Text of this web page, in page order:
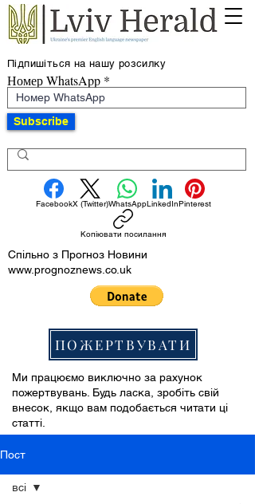
Підпишіться на нашу розсилку
Номер WhatsApp
Subscribe
FacebookX (Twitter)WhatsAppLinkedInPinterest
Копіювати посилання
Спільно з Прогноз Новини
www.prognoznews.co.uk
ПОЖЕРТВУВАТИ
Ми працюємо виключно за рахунок
пожертвувань. Будь ласка, зробіть свій
внесок, якщо вам подобається читати ці
статті.
Пост
всі